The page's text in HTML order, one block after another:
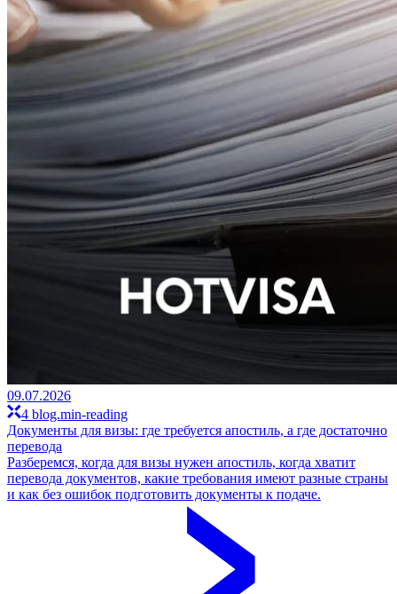
09.07.2026
4 blog.min-reading
Документы для визы: где требуется апостиль, а где достаточно
перевода
Разберемся, когда для визы нужен апостиль, когда хватит
перевода документов, какие требования имеют разные страны
и как без ошибок подготовить документы к подаче.